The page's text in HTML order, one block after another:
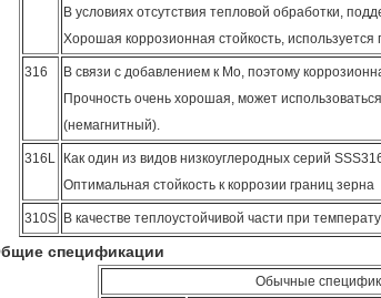
В условиях отсутствия тепловой обработки,
Хорошая коррозионная стойкость, используется
316
В связи с добавлением к Mo, поэтому
Прочность очень хорошая, может
(немагнитный).
316L
Как один из видов низкоуглеродных серий
Оптимальная стойкость к коррозии границ зерна
310S В качестве теплоустойчивой части при
спецификации
Обычные